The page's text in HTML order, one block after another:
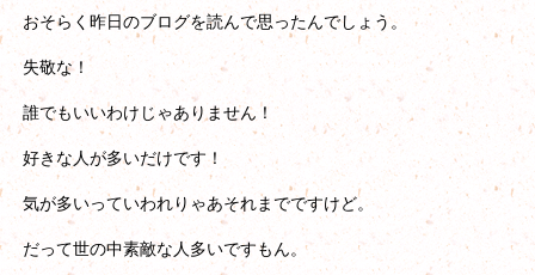
おそらく昨日のブログを読んで思ったんでしょう。
失敬な！
誰でもいいわけじゃありません！
好きな人が多いだけです！
気が多いっていわれりゃあそれまでですけど。
だって世の中素敵な人多いですもん。